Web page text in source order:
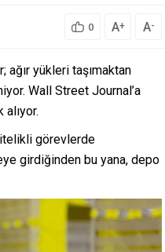
0 A+ A-
ağır yükleri taşımaktan
Wall Street Journal’a
görevlerde
girdiğinden bu yana, depo